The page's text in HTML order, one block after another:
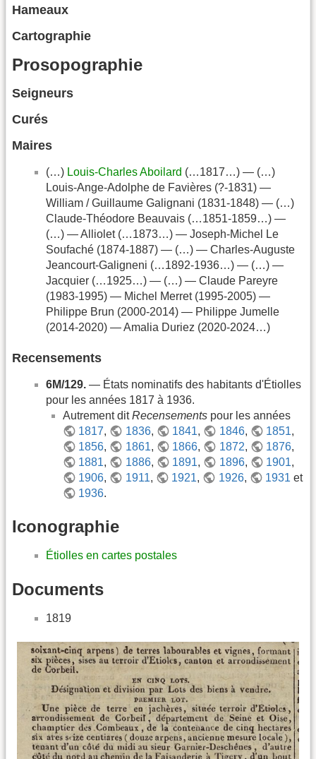
Hameaux
Cartographie
Prosopographie
Seigneurs
Curés
Maires
(…) Louis-Charles Aboilard (…1817…) — (…)
Louis-Ange-Adolphe de Favières (?-1831) —
William / Guillaume Galignani (1831-1848) — (…)
Claude-Théodore Beauvais (…1851-1859…) —
(…) — Alliolet (…1873…) — Joseph-Michel Le
Soufaché (1874-1887) — (…) — Charles-Auguste
Jeancourt-Galigneni (…1892-1936…) — (…) —
Jacquier (…1925…) — (…) — Claude Pareyre
(1983-1995) — Michel Merret (1995-2005) —
Philippe Brun (2000-2014) — Philippe Jumelle
(2014-2020) — Amalia Duriez (2020-2024…)
Recensements
6M/129. — États nominatifs des habitants d'Étiolles
pour les années 1817 à 1936.
Autrement ditRecensements pour les années
1817, 1836, 1841, 1846, 1851,
1856, 1861, 1866, 1872, 1876,
1881, 1886, 1891, 1896, 1901,
1906, 1911, 1921, 1926, 1931 et
1936.
Iconographie
Étiolles en cartes postales
Documents
1819